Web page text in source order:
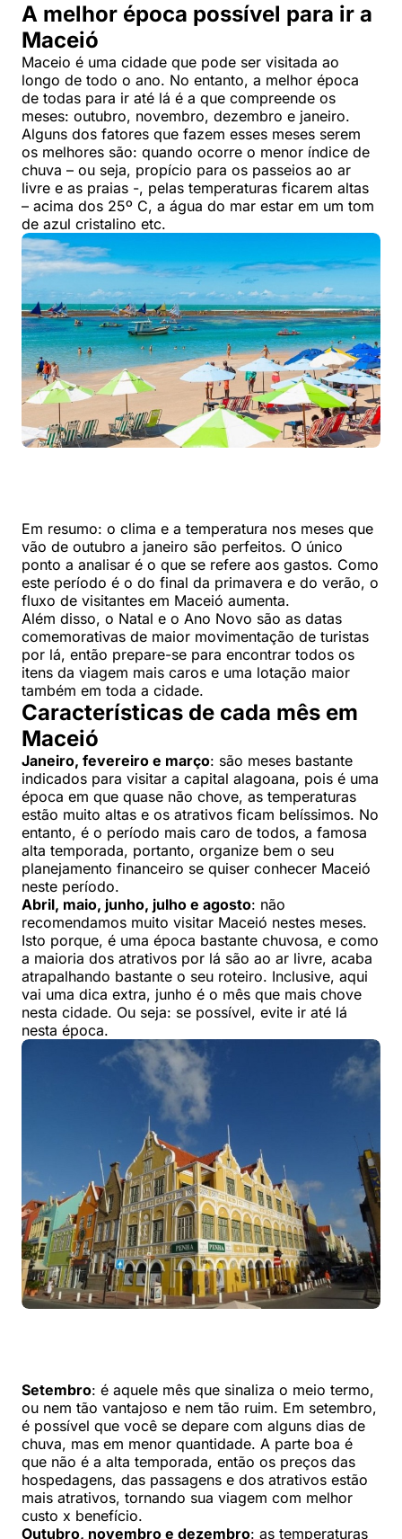
A melhor época possível para ir a
Maceió
Maceio é uma cidade que pode ser visitada ao
longo de todo o ano. No entanto, a melhor época
de todas para ir até lá é a que compreende os
meses: outubro, novembro, dezembro e janeiro.
Alguns dos fatores que fazem esses meses serem
os melhores são: quando ocorre o menor índice de
chuva – ou seja, propício para os passeios ao ar
livre e as praias -, pelas temperaturas ficarem altas
– acima dos 25º C, a água do mar estar em um tom
de azul cristalino etc.
Em resumo: o clima e a temperatura nos meses que
vão de outubro a janeiro são perfeitos. O único
ponto a analisar é o que se refere aos gastos. Como
este período é o do final da primavera e do verão, o
fluxo de visitantes em Maceió aumenta.
Além disso, o Natal e o Ano Novo são as datas
comemorativas de maior movimentação de turistas
por lá, então prepare-se para encontrar todos os
itens da viagem mais caros e uma lotação maior
também em toda a cidade.
Características de cada mês em
Maceió
Janeiro, fevereiro e março: são meses bastante
indicados para visitar a capital alagoana, pois é uma
época em que quase não chove, as temperaturas
estão muito altas e os atrativos ficam belíssimos. No
entanto, é o período mais caro de todos, a famosa
alta temporada, portanto, organize bem o seu
planejamento financeiro se quiser conhecer Maceió
neste período.
Abril, maio, junho, julho e agosto: não
recomendamos muito visitar Maceió nestes meses.
Isto porque, é uma época bastante chuvosa, e como
a maioria dos atrativos por lá são ao ar livre, acaba
atrapalhando bastante o seu roteiro. Inclusive, aqui
vai uma dica extra, junho é o mês que mais chove
nesta cidade. Ou seja: se possível, evite ir até lá
nesta época.
Setembro: é aquele mês que sinaliza o meio termo,
ou nem tão vantajoso e nem tão ruim. Em setembro,
é possível que você se depare com alguns dias de
chuva, mas em menor quantidade. A parte boa é
que não é a alta temporada, então os preços das
hospedagens, das passagens e dos atrativos estão
mais atrativos, tornando sua viagem com melhor
custo x benefício.
Outubro, novembro e dezembro: as temperaturas